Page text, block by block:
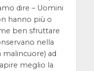
dire – Uomini
hanno più o
ben sfruttare
nella
malincuore) ad
meglio la